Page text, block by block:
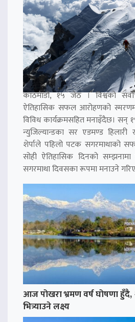
काठमाडौं, १५ जेठ । विश्वको
ऐतिहासिक सफल आरोहणको
विविध कार्यक्रमसहित मनाइँदैछ। सन्
न्युजिल्यान्डका सर एडमण्ड हिलारी
शेर्पाले पहिलो पटक सगरमाथाको
सोही ऐतिहासिक दिनको
सगरमाथा दिवसका रूपमा मनाउने
आज पोखरा भ्रमण वर्ष घोषणा
भित्र्याउने लक्ष्य